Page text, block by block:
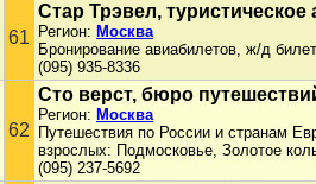
61
Стар Трэвел, туристическое
Регион: Москва
Бронирование авиабилетов, ж/д
(095) 935-8336
62
Сто верст, бюро
Регион: Москва
Путешествия по России и странам
взрослых: Подмосковье, Золотое
(095) 237-5692